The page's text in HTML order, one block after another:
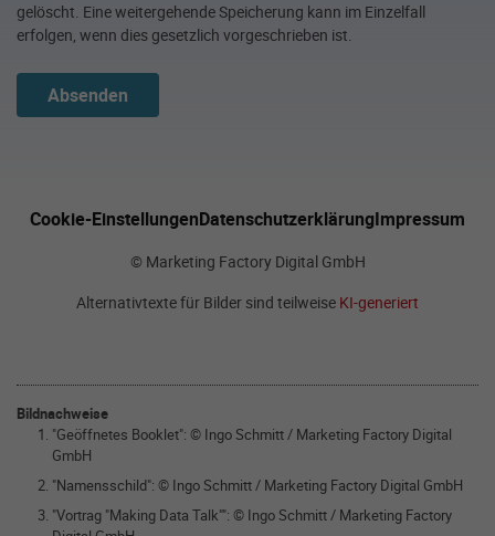
gelöscht. Eine weitergehende Speicherung kann im Einzelfall
erfolgen, wenn dies gesetzlich vorgeschrieben ist.
Absenden
Cookie-EinstellungenDatenschutzerklärungImpressum
© Marketing Factory Digital GmbH
Alternativtexte für Bilder sind teilweise KI-generiert
Bildnachweise
"Geöffnetes Booklet": © Ingo Schmitt / Marketing Factory Digital
GmbH
"Namensschild": © Ingo Schmitt / Marketing Factory Digital GmbH
"Vortrag "Making Data Talk"": © Ingo Schmitt / Marketing Factory